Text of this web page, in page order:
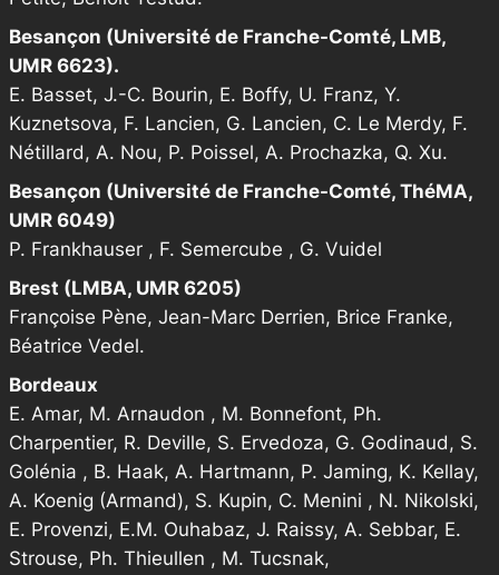
Besançon (Université de Franche-Comté, LMB,
UMR 6623).
E. Basset, J.-C. Bourin, E. Boffy, U. Franz, Y.
Kuznetsova, F. Lancien, G. Lancien, C. Le Merdy, F.
Nétillard, A. Nou, P. Poissel, A. Prochazka, Q. Xu.
Besançon (Université de Franche-Comté, ThéMA,
UMR 6049)
P. Frankhauser , F. Semercube , G. Vuidel
Brest (LMBA, UMR 6205)
Françoise Pène, Jean-Marc Derrien, Brice Franke,
Béatrice Vedel.
Bordeaux
E. Amar, M. Arnaudon , M. Bonnefont, Ph.
Charpentier, R. Deville, S. Ervedoza, G. Godinaud, S.
Golénia , B. Haak, A. Hartmann, P. Jaming, K. Kellay,
A. Koenig (Armand), S. Kupin, C. Menini , N. Nikolski,
E. Provenzi, E.M. Ouhabaz, J. Raissy, A. Sebbar, E.
Strouse, Ph. Thieullen , M. Tucsnak,